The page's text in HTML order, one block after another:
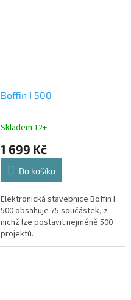
Boffin I 500
Skladem 12+
1 699 Kč
Do košíku
Elektronická stavebnice Boffin I
500 obsahuje 75 součástek, z
nichž lze postavit nejméně 500
projektů.